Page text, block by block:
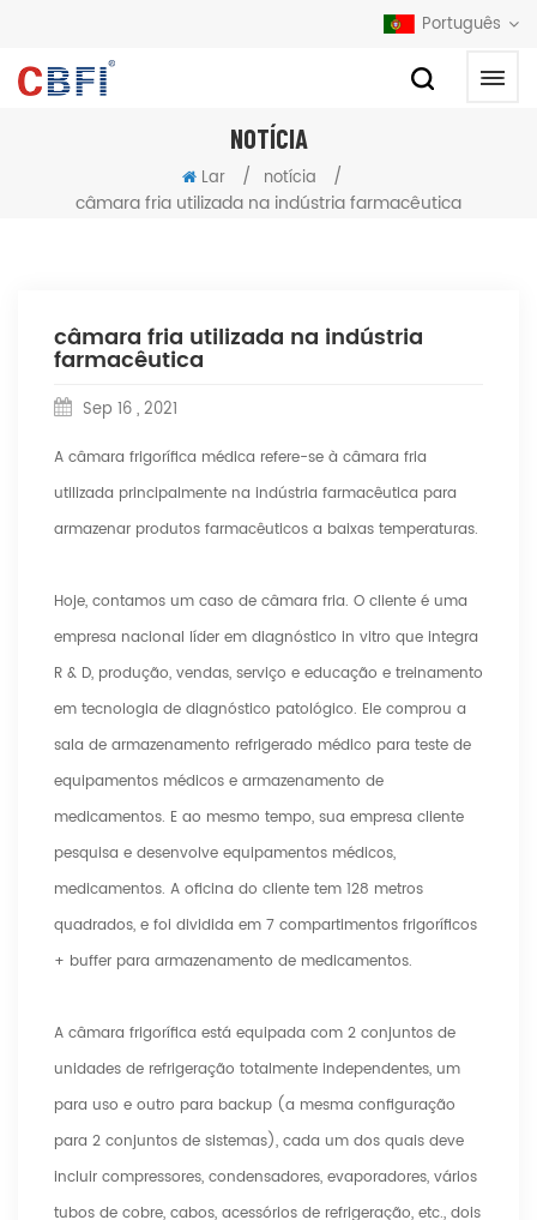
Português
NOTÍCIA
Lar / notícia
/
câmara fria utilizada na indústria farmacêutica
câmara fria utilizada na indústria
farmacêutica
Sep 16 , 2021
A câmara frigorífica médica refere-se à câmara fria
utilizada principalmente na indústria farmacêutica para
armazenar produtos farmacêuticos a baixas temperaturas.
Hoje, contamos um caso de câmara fria. O cliente é uma
empresa nacional líder em diagnóstico in vitro que integra
R & D, produção, vendas, serviço e educação e treinamento
em tecnologia de diagnóstico patológico. Ele comprou a
sala de armazenamento refrigerado médico para teste de
equipamentos médicos e armazenamento de
medicamentos. E ao mesmo tempo, sua empresa cliente
pesquisa e desenvolve equipamentos médicos,
medicamentos. A oficina do cliente tem 128 metros
quadrados, e foi dividida em 7 compartimentos frigoríficos
+ buffer para armazenamento de medicamentos.
A câmara frigorífica está equipada com 2 conjuntos de
unidades de refrigeração totalmente independentes, um
para uso e outro para backup (a mesma configuração
para 2 conjuntos de sistemas), cada um dos quais deve
incluir compressores, condensadores, evaporadores, vários
tubos de cobre, cabos, acessórios de refrigeração, etc., dois